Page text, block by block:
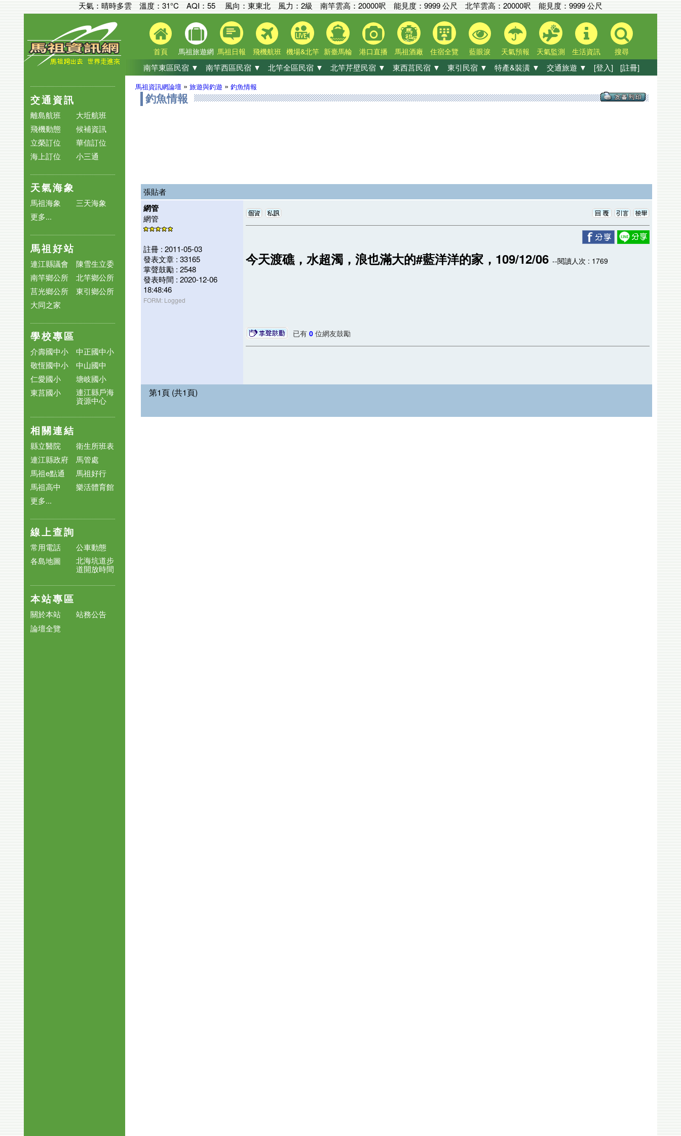
天氣：晴時多雲 溫度：31°CAQI：55 風向：東東北 風力：2級南竿雲高：20000呎能見度：9999 公尺北竿雲高：20000呎能見度：9999 公尺
首頁 馬祖旅遊網 馬祖日報 飛機航班 機場&北竿 新臺馬輪 港口直播 馬祖酒廠 住宿全覽 藍眼淚 天氣預報 天氣監測 生活資訊 搜尋
南竿東區民宿 ▼ 南竿西區民宿 ▼ 北竿全區民宿 ▼ 北竿芹壁民宿 ▼ 東西莒民宿 ▼ 東引民宿 ▼ 特產&裝潢 ▼ 交通旅遊 ▼ [登入] [註冊]
交通資訊
離島航班
大坵航班
飛機動態
候補資訊
立榮訂位
華信訂位
海上訂位
小三通
天氣海象
馬祖海象
三天海象
更多...
馬祖好站
連江縣議會
陳雪生立委
南竿鄉公所
北竿鄉公所
莒光鄉公所
東引鄉公所
大同之家
學校專區
介壽國中小
中正國中小
敬恆國中小
中山國中
仁愛國小
塘岐國小
東莒國小
連江縣戶海
資源中心
相關連結
縣立醫院
衛生所班表
連江縣政府
馬管處
馬祖e點通
馬祖好行
馬祖高中
樂活體育館
更多...
線上查詢
常用電話
公車動態
各島地圖
北海坑道步
道開放時間
本站專區
關於本站
站務公告
論壇全覽
馬祖資訊網論壇 » 旅遊與釣遊 » 釣魚情報
釣魚情報
張貼者
網管
網管
註冊 : 2011-05-03
發表文章 : 33165
掌聲鼓勵 : 2548
發表時間 : 2020-12-06
18:48:46
FORM: Logged
今天渡礁，水超濁，浪也滿大的#藍洋洋的家，109/12/06 --閱讀人次 : 1769
已有 0位網友鼓勵
第1頁 (共1頁)